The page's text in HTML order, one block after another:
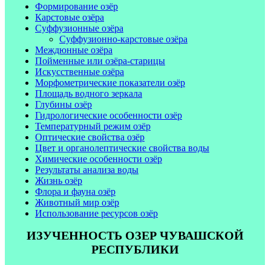
Формирование озёр
Карстовые озёра
Суффузионные озёра
Суффузионно-карстовые озёра
Междюнные озёра
Пойменные или озёра-старицы
Искусственные озёра
Морфометрические показатели озёр
Площадь водного зеркала
Глубины озёр
Гидрологические особенности озёр
Температурный режим озёр
Оптические свойства озёр
Цвет и органолептические свойства воды
Химические особенности озёр
Результаты анализа воды
Жизнь озёр
Флора и фауна озёр
Животный мир озёр
Использование ресурсов озёр
ИЗУЧЕННОСТЬ ОЗЕР ЧУВАШСКОЙ
РЕСПУБЛИКИ